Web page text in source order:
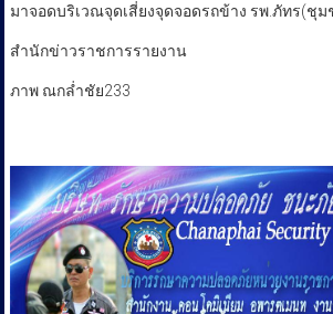
มาจอดบริเวณจุดเสี่ยงจุดจอดรถข้าง รพ.ภัทร(ชุ
สำนักข่าวราชการรายงาน
ภาพ ณกล่ำชัย233